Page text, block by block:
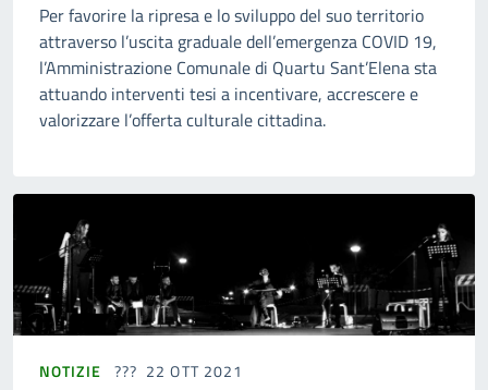
Per favorire la ripresa e lo sviluppo del suo territorio
attraverso l’uscita graduale dell’emergenza COVID 19,
l’Amministrazione Comunale di Quartu Sant’Elena sta
attuando interventi tesi a incentivare, accrescere e
valorizzare l’offerta culturale cittadina.
NOTIZIE 22 OTT 2021